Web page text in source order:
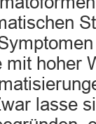
mit hoher
lasse